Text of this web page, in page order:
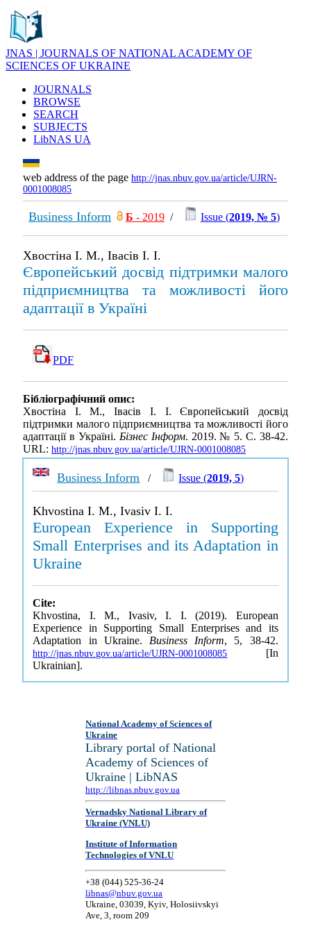
JNAS | JOURNALS OF NATIONAL ACADEMY OF
SCIENCES OF UKRAINE
JOURNALS
BROWSE
SEARCH
SUBJECTS
LibNAS UA
web address of the page http://jnas.nbuv.gov.ua/article/UJRN-
0001008085
Business Inform Б - 2019 / Issue (2019, № 5)
Хвостіна І. М., Івасів І. І.
Європейський досвід підтримки малого
підприємництва та можливості його
адаптації в Україні
PDF
Бібліографічний опис:
Хвостіна І. М., Івасів І. І. Європейський досвід
підтримки малого підприємництва та можливості його
адаптації в Україні. Бізнес Інформ. 2019. № 5. С. 38-42.
URL: http://jnas.nbuv.gov.ua/article/UJRN-0001008085
Business Inform / Issue (2019, 5)
Khvostina I. M., Ivasiv I. I.
European Experience in Supporting
Small Enterprises and its Adaptation in
Ukraine
Cite:
Khvostina, I. M., Ivasiv, I. I. (2019). European
Experience in Supporting Small Enterprises and its
Adaptation in Ukraine. Business Inform, 5, 38-42.
http://jnas.nbuv.gov.ua/article/UJRN-0001008085 [In
Ukrainian].
National Academy of Sciences of
Ukraine
Library portal of National
Academy of Sciences of
Ukraine | LibNAS
http://libnas.nbuv.gov.ua
Vernadsky National Library of
Ukraine (VNLU)
Institute of Information
Technologies of VNLU
+38 (044) 525-36-24
libnas@nbuv.gov.ua
Ukraine, 03039, Kyiv, Holosiivskyi
Ave, 3, room 209